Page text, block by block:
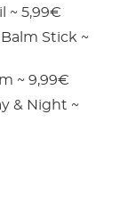
~ 5,99€
Stick ~
~ 9,99€
& Night ~